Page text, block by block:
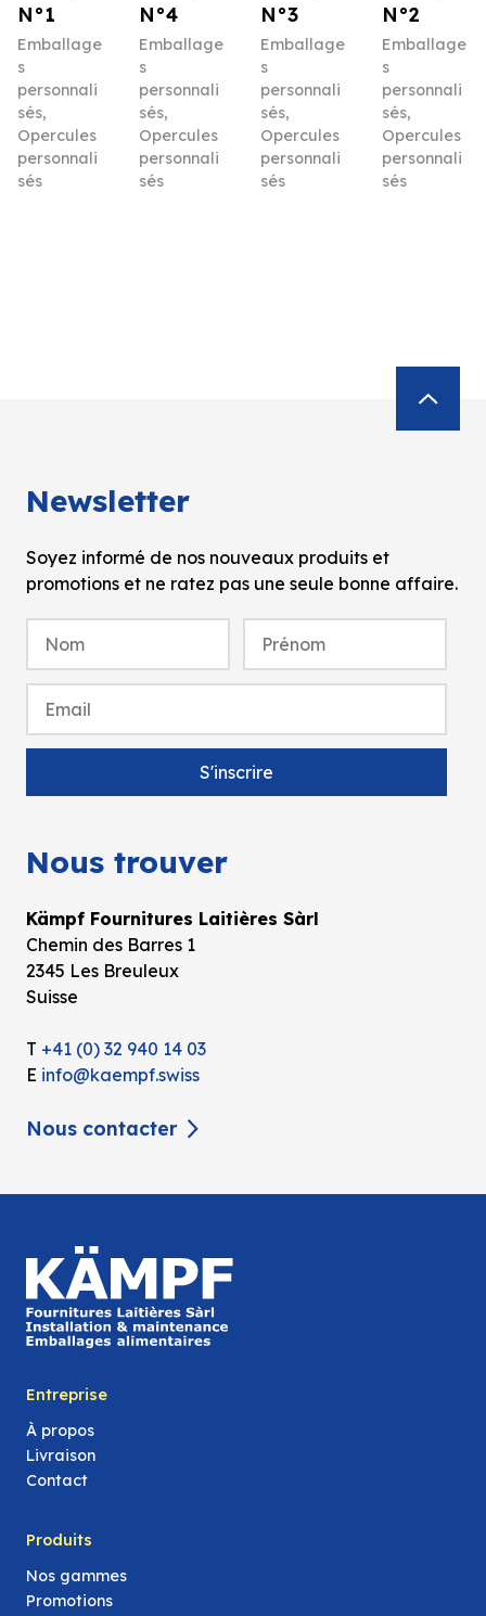
N°1
Emballage
s
personnali
sés,
Opercules
personnali
sés
N°4
Emballage
s
personnali
sés,
Opercules
personnali
sés
N°3
Emballage
s
personnali
sés,
Opercules
personnali
sés
N°2
Emballage
s
personnali
sés,
Opercules
personnali
sés
Newsletter
Soyez informé de nos nouveaux produits et
promotions et ne ratez pas une seule bonne affaire.
Nous trouver
Kämpf Fournitures Laitières Sàrl
Chemin des Barres 1
2345 Les Breuleux
Suisse
T +41 (0) 32 940 14 03
E info@kaempf.swiss
Nous contacter
Entreprise
À propos
Livraison
Contact
Produits
Nos gammes
Promotions